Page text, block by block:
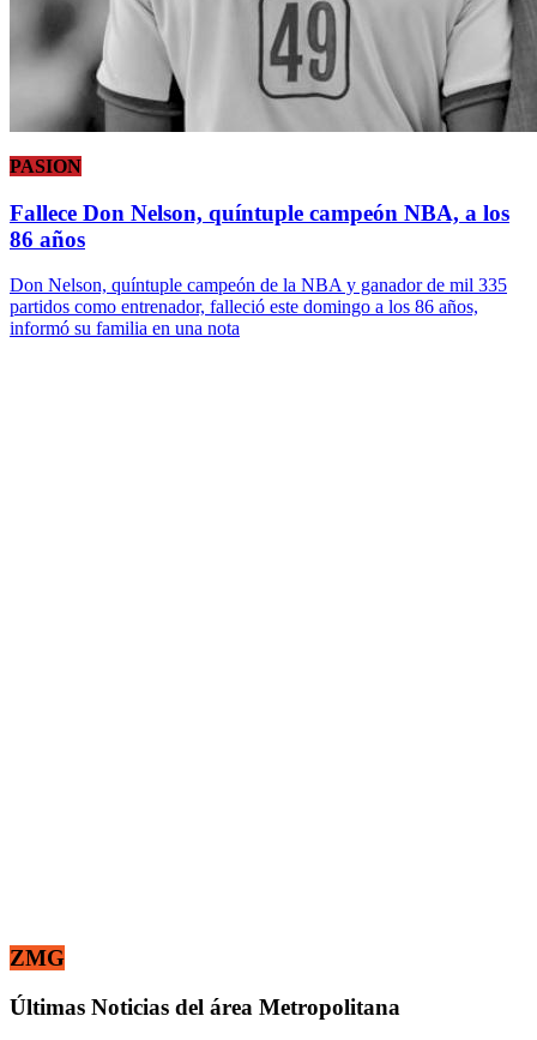
PASION
Fallece Don Nelson, quíntuple campeón NBA, a los
86 años
Don Nelson, quíntuple campeón de la NBA y ganador de mil 335
partidos como entrenador, falleció este domingo a los 86 años,
informó su familia en una nota
ZMG
Últimas Noticias del área Metropolitana